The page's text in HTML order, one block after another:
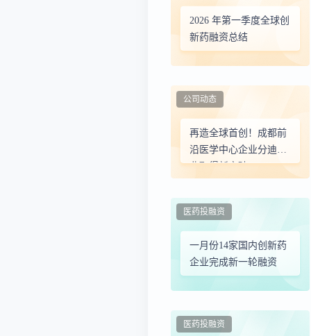
2026 年第一季度全球创
新药融资总结
再造全球首创！成都前
沿医学中心企业分迪药
业取得新突破
公司动态
一月份14家国内创新药
企业完成新一轮融资
医药投融资
医药投融资